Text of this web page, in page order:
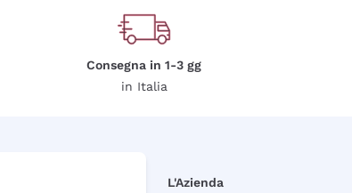
Consegna in 1-3 gg
in Italia
L'Azienda